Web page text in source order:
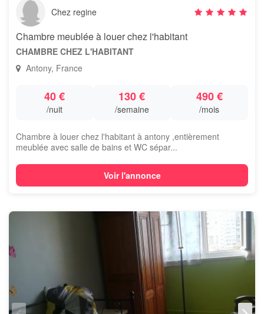
Chez regine
Chambre meublée à louer chez l'habitant
CHAMBRE CHEZ L'HABITANT
Antony, France
40 €
/nuit
130 €
/semaine
490 €
/mois
Chambre à louer chez l'habitant à antony ,entièrement
meublée avec salle de bains et WC sépar...
Voir l'annonce